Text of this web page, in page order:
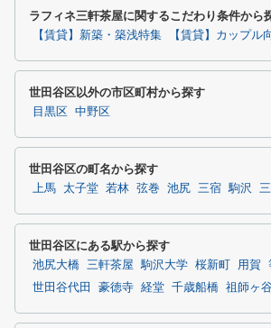
ラフィネ三軒茶屋に関するこだわり条件から
【賃貸】新築・築浅特集 【賃貸】カップル
世田谷区以外の市区町村から探す
目黒区 中野区
世田谷区の町名から探す
上馬 太子堂 若林 弦巻 池尻 三宿 駒沢
世田谷区にある駅から探す
池尻大橋 三軒茶屋 駒沢大学 桜新町 用賀
世田谷代田
豪徳寺 経堂 千歳船橋 祖師ヶ